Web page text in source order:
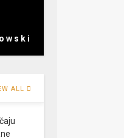
ALL